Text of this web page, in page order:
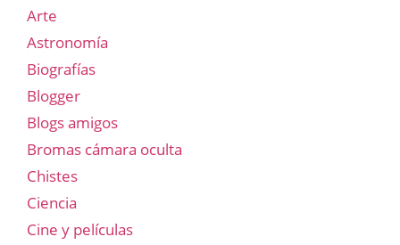
Arte
Astronomía
Biografías
Blogger
Blogs amigos
Bromas cámara oculta
Chistes
Ciencia
Cine y películas